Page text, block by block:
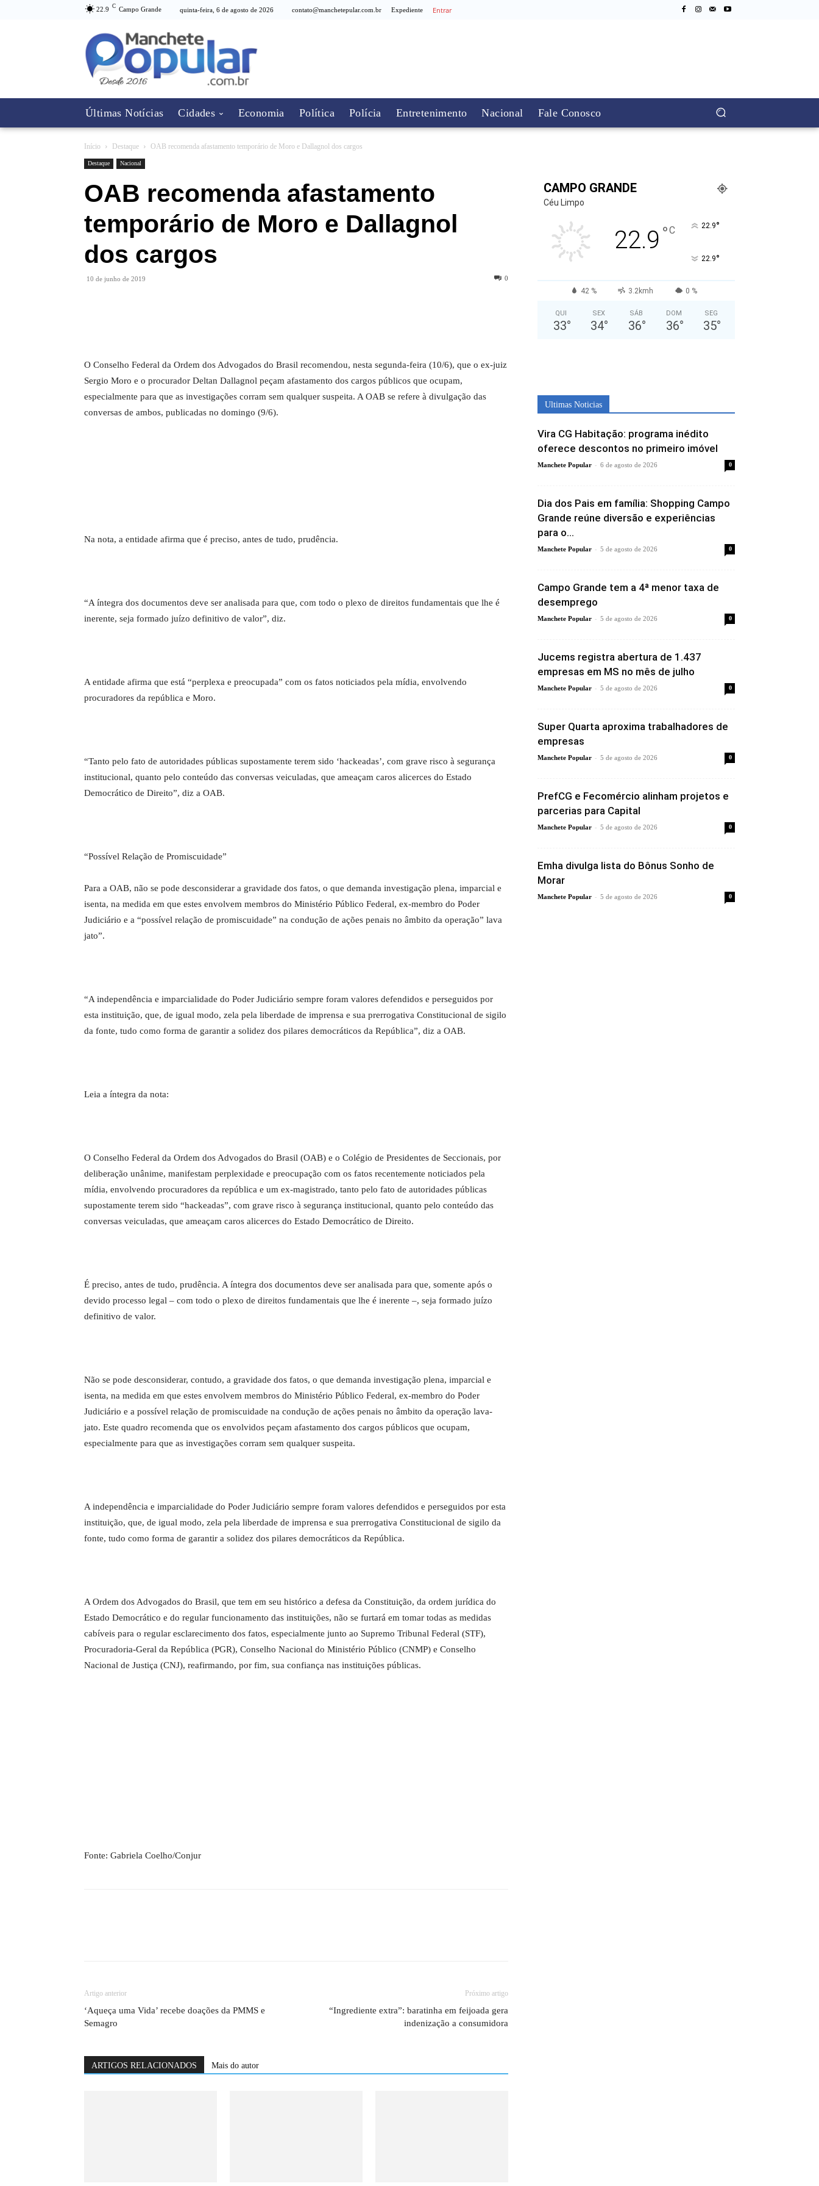
22.9 C Campo Grande quinta-feira, 6 de agosto de 2026 contato@manchetepular.com.br Expediente Entrar
Últimas Notícias Cidades Economia Política Polícia Entretenimento Nacional Fale Conosco
Início Destaque OAB recomenda afastamento temporário de Moro e Dallagnol dos cargos
Destaque Nacional
OAB recomenda afastamento
temporário de Moro e Dallagnol
dos cargos
10 de junho de 2019 0
O Conselho Federal da Ordem dos Advogados do Brasil recomendou, nesta segunda-feira (10/6), que o ex-juiz
Sergio Moro e o procurador Deltan Dallagnol peçam afastamento dos cargos públicos que ocupam,
especialmente para que as investigações corram sem qualquer suspeita. A OAB se refere à divulgação das
conversas de ambos, publicadas no domingo (9/6).
Na nota, a entidade afirma que é preciso, antes de tudo, prudência.
“A íntegra dos documentos deve ser analisada para que, com todo o plexo de direitos fundamentais que lhe é
inerente, seja formado juízo definitivo de valor”, diz.
A entidade afirma que está “perplexa e preocupada” com os fatos noticiados pela mídia, envolvendo
procuradores da república e Moro.
“Tanto pelo fato de autoridades públicas supostamente terem sido ‘hackeadas’, com grave risco à segurança
institucional, quanto pelo conteúdo das conversas veiculadas, que ameaçam caros alicerces do Estado
Democrático de Direito”, diz a OAB.
“Possível Relação de Promiscuidade”
Para a OAB, não se pode desconsiderar a gravidade dos fatos, o que demanda investigação plena, imparcial e
isenta, na medida em que estes envolvem membros do Ministério Público Federal, ex-membro do Poder
Judiciário e a “possível relação de promiscuidade” na condução de ações penais no âmbito da operação” lava
jato”.
“A independência e imparcialidade do Poder Judiciário sempre foram valores defendidos e perseguidos por
esta instituição, que, de igual modo, zela pela liberdade de imprensa e sua prerrogativa Constitucional de sigilo
da fonte, tudo como forma de garantir a solidez dos pilares democráticos da República”, diz a OAB.
Leia a íntegra da nota:
O Conselho Federal da Ordem dos Advogados do Brasil (OAB) e o Colégio de Presidentes de Seccionais, por
deliberação unânime, manifestam perplexidade e preocupação com os fatos recentemente noticiados pela
mídia, envolvendo procuradores da república e um ex-magistrado, tanto pelo fato de autoridades públicas
supostamente terem sido “hackeadas”, com grave risco à segurança institucional, quanto pelo conteúdo das
conversas veiculadas, que ameaçam caros alicerces do Estado Democrático de Direito.
É preciso, antes de tudo, prudência. A íntegra dos documentos deve ser analisada para que, somente após o
devido processo legal – com todo o plexo de direitos fundamentais que lhe é inerente –, seja formado juízo
definitivo de valor.
Não se pode desconsiderar, contudo, a gravidade dos fatos, o que demanda investigação plena, imparcial e
isenta, na medida em que estes envolvem membros do Ministério Público Federal, ex-membro do Poder
Judiciário e a possível relação de promiscuidade na condução de ações penais no âmbito da operação lava-
jato. Este quadro recomenda que os envolvidos peçam afastamento dos cargos públicos que ocupam,
especialmente para que as investigações corram sem qualquer suspeita.
A independência e imparcialidade do Poder Judiciário sempre foram valores defendidos e perseguidos por esta
instituição, que, de igual modo, zela pela liberdade de imprensa e sua prerrogativa Constitucional de sigilo da
fonte, tudo como forma de garantir a solidez dos pilares democráticos da República.
A Ordem dos Advogados do Brasil, que tem em seu histórico a defesa da Constituição, da ordem jurídica do
Estado Democrático e do regular funcionamento das instituições, não se furtará em tomar todas as medidas
cabíveis para o regular esclarecimento dos fatos, especialmente junto ao Supremo Tribunal Federal (STF),
Procuradoria-Geral da República (PGR), Conselho Nacional do Ministério Público (CNMP) e Conselho
Nacional de Justiça (CNJ), reafirmando, por fim, sua confiança nas instituições públicas.
Fonte: Gabriela Coelho/Conjur
Artigo anterior
‘Aqueça uma Vida’ recebe doações da PMMS e
Semagro
Próximo artigo
“Ingrediente extra”: baratinha em feijoada gera
indenização a consumidora
ARTIGOS RELACIONADOS Mais do autor
CAMPO GRANDE
Céu Limpo
22.9 °C 22.9°
22.9°
42 % 3.2kmh 0 %
QUI
33°
SEX
34°
SÁB
36°
DOM
36°
SEG
35°
Ultimas Noticias
Vira CG Habitação: programa inédito
oferece descontos no primeiro imóvel
Manchete Popular - 6 de agosto de 2026 0
Dia dos Pais em família: Shopping Campo
Grande reúne diversão e experiências
para o...
Manchete Popular - 5 de agosto de 2026 0
Campo Grande tem a 4ª menor taxa de
desemprego
Manchete Popular - 5 de agosto de 2026 0
Jucems registra abertura de 1.437
empresas em MS no mês de julho
Manchete Popular - 5 de agosto de 2026 0
Super Quarta aproxima trabalhadores de
empresas
Manchete Popular - 5 de agosto de 2026 0
PrefCG e Fecomércio alinham projetos e
parcerias para Capital
Manchete Popular - 5 de agosto de 2026 0
Emha divulga lista do Bônus Sonho de
Morar
Manchete Popular - 5 de agosto de 2026 0